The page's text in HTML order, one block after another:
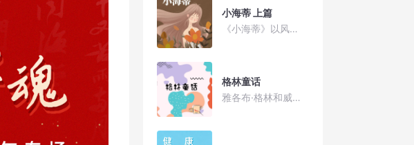
小海蒂 上篇
《小海蒂》以风景如画的阿尔卑斯山为背景，描写了小海蒂的成长历程。小海蒂自幼便失去了父母，但这并没有影响她成为一个天真活泼、心地善良的小女孩。她热爱生活，热爱自然，助人为乐，年纪不大却有着独特的人格魅力。五岁时，她被送到山上的爷爷家，她用爱心帮助饱经沧桑、性格孤僻的爷爷变得开朗起来，教会了牧羊人彼得识字;也正是在她的帮助下，不能走路的的女孩克拉拉又重新拥有了生活的勇气，奇迹般地摆脱了轮椅，恢复了行走的能力。就连双目失明的老奶奶也在她的帮助下，心中又充满了光明。 作者通过许多真实感人的生活场景和恰到好处的细
格林童话
雅各布·格林和威廉·格林是一对令人羡慕的好兄弟，他们从小就感情深厚，兴趣和爱好非常相近。1806年格林兄弟开始搜集、记录和整理德国乃至欧洲民间世代流传的童话，先后出版了《儿童与家庭童话集》共三卷。这些童话被后人统称为《格林童话》。由于他们的杰出贡献，文学史上将他们称为"格林兄弟"。 《格林童话》自问世以来，深受读者喜欢，相继被翻译成各国文字，传遍世界的每个角落。它被介绍到中国已有一百多年的历史，得到了一代又一代孩子的喜爱。